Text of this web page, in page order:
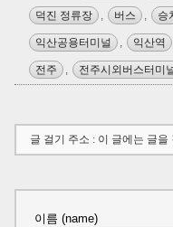
덕진 정류장 , 버스 , 승
익산공용터미널 , 익산역
전주 , 전주시외버스터미
글 걸기 주소 : 이 글에는 글을
이름 (name)